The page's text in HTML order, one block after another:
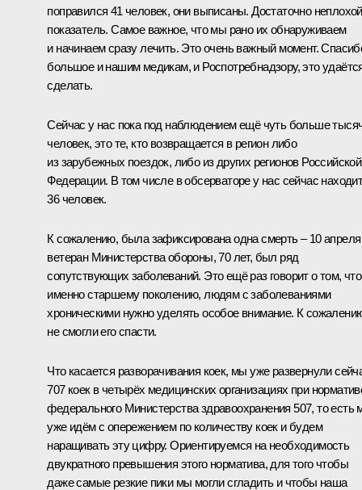
поправился 41 человек, они выписаны. Достаточно неплохой
показатель. Самое важное, что мы рано их обнаруживаем
и начинаем сразу лечить. Это очень важный момент.
большое и нашим медикам, и Роспотребнадзору, это
сделать.
Сейчас у нас пока под наблюдением ещё чуть больше
человек, это те, кто возвращается в регион либо
из зарубежных поездок, либо из других регионов Российской
Федерации. В том числе в обсерваторе у нас сейчас
36 человек.
К сожалению, была зафиксирована одна смерть – 10 апреля
ветеран Министерства обороны, 70 лет, был ряд
сопутствующих заболеваний. Это ещё раз говорит о том, что
именно старшему поколению, людям с заболеваниями
хроническими нужно уделять особое внимание. К
не смогли его спасти.
Что касается разворачивания коек, мы уже развернули
707 коек в четырёх медицинских организациях при
федерального Министерства здравоохранения 507, то есть
уже идём с опережением по количеству коек и будем
наращивать эту цифру. Ориентируемся на необходимость
двукратного превышения этого норматива, для того чтобы
даже самые резкие пики мы могли сгладить и чтобы наша